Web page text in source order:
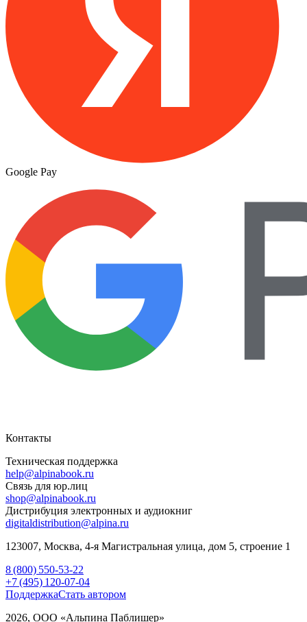
Google Pay
Контакты
Техническая поддержка
help@alpinabook.ru
Связь для юр.лиц
shop@alpinabook.ru
Дистрибуция электронных и аудиокниг
digitaldistribution@alpina.ru
123007, Москва, 4-я Магистральная улица, дом 5, строение 1
8 (800) 550-53-22
+7 (495) 120-07-04
ПоддержкаСтать автором
2026, ООО «Альпина Паблишер»